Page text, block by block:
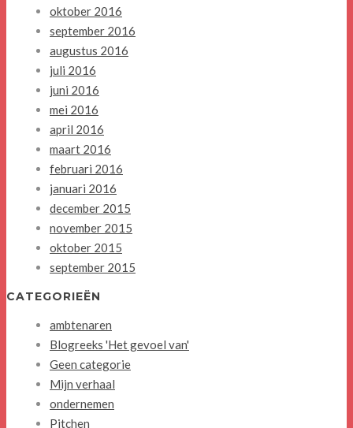
oktober 2016
september 2016
augustus 2016
juli 2016
juni 2016
mei 2016
april 2016
maart 2016
februari 2016
januari 2016
december 2015
november 2015
oktober 2015
september 2015
CATEGORIEËN
ambtenaren
Blogreeks 'Het gevoel van'
Geen categorie
Mijn verhaal
ondernemen
Pitchen